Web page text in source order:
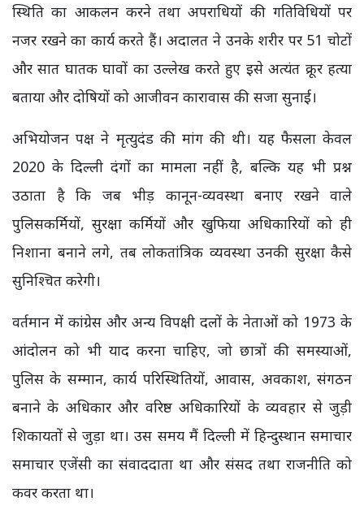
स्थिति का आकलन करने तथा अपराधियों की गतिविधियों पर
नजर रखने का कार्य करते हैं। अदालत ने उनके शरीर पर 51 चोटों
और सात घातक घावों का उल्लेख करते हुए इसे अत्यंत क्रूर हत्या
बताया और दोषियों को आजीवन कारावास की सजा सुनाई।
अभियोजन पक्ष ने मृत्युदंड की मांग की थी। यह फैसला केवल
2020 के दिल्ली दंगों का मामला नहीं है, बल्कि यह भी प्रश्न
उठाता है कि जब भीड़ कानून-व्यवस्था बनाए रखने वाले
पुलिसकर्मियों, सुरक्षा कर्मियों और खुफिया अधिकारियों को ही
निशाना बनाने लगे, तब लोकतांत्रिक व्यवस्था उनकी सुरक्षा कैसे
सुनिश्चित करेगी।
वर्तमान में कांग्रेस और अन्य विपक्षी दलों के नेताओं को 1973 के
आंदोलन को भी याद करना चाहिए, जो छात्रों की समस्याओं,
पुलिस के सम्मान, कार्य परिस्थितियों, आवास, अवकाश, संगठन
बनाने के अधिकार और वरिष्ठ अधिकारियों के व्यवहार से जुड़ी
शिकायतों से जुड़ा था। उस समय मैं दिल्ली में हिन्दुस्थान समाचार
समाचार एजेंसी का संवाददाता था और संसद तथा राजनीति को
कवर करता था।